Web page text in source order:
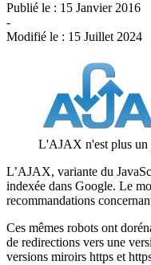
Publié le : 15 Janvier 2016
-
Modifié le : 15 Juillet 2024
L'AJAX n'est plus un
L’AJAX, variante du
indexée dans Google. Le
recommandations
Ces mêmes robots ont
de redirections vers une
versions miroirs https et